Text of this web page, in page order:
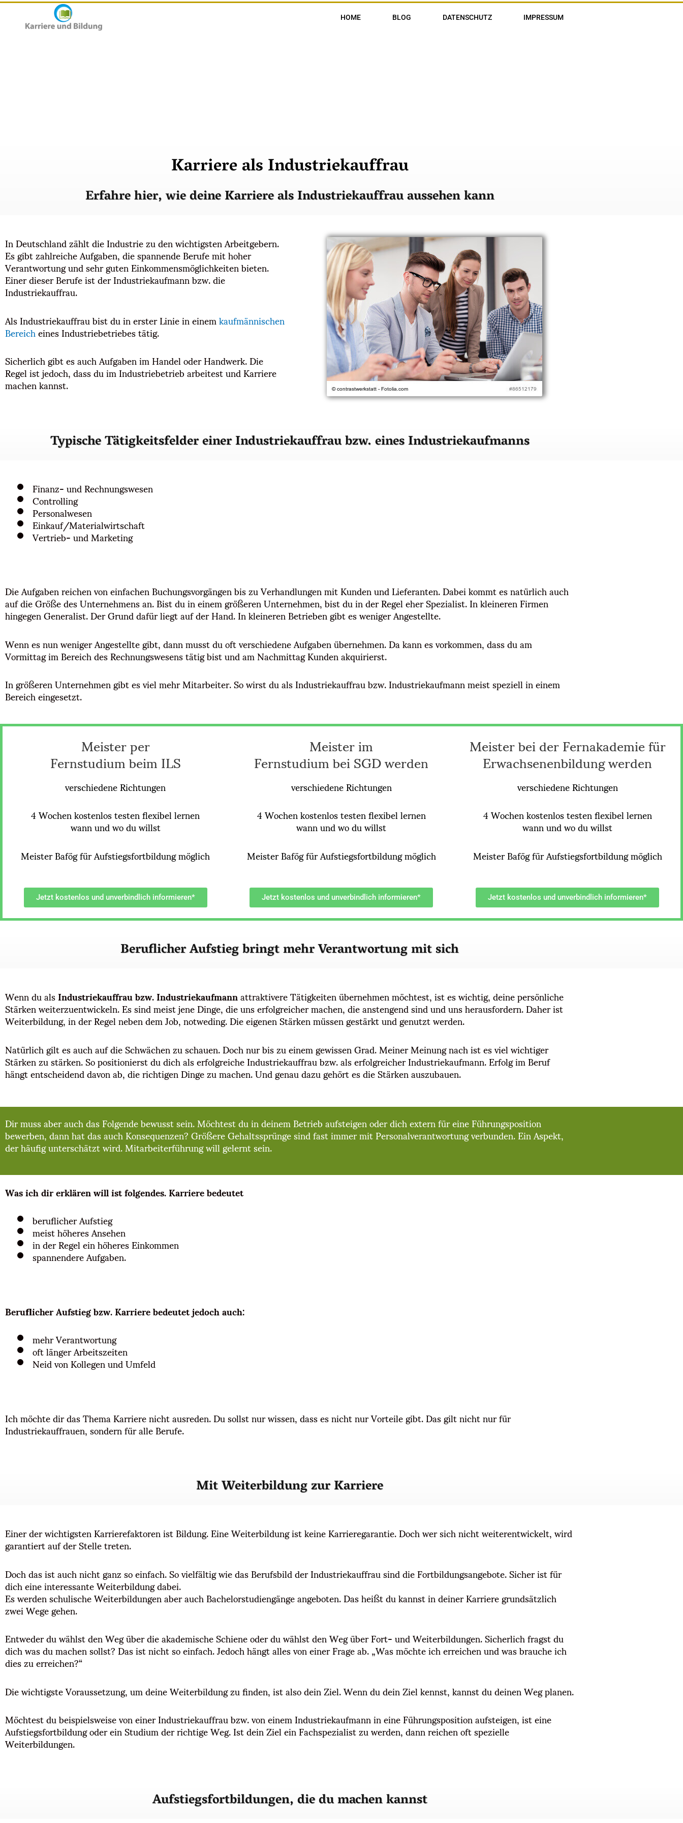
HOME BLOG DATENSCHUTZ IMPRESSUM
Karriere als Industriekauffrau
Erfahre hier, wie deine Karriere als Industriekauffrau aussehen kann
In Deutschland zählt die Industrie zu den wichtigsten Arbeitgebern.
Es gibt zahlreiche Aufgaben, die spannende Berufe mit hoher
Verantwortung und sehr guten Einkommensmöglichkeiten bieten.
Einer dieser Berufe ist der Industriekaufmann bzw. die
Industriekauffrau.
Als Industriekauffrau bist du in erster Linie in einemkaufmännischen
Bereicheines Industriebetriebes tätig.
Sicherlich gibt es auch Aufgaben im Handel oder Handwerk. Die
Regel ist jedoch, dass du im Industriebetrieb arbeitest und Karriere
machen kannst.
Typische Tätigkeitsfelder einer Industriekauffrau bzw. eines Industriekaufmanns
Finanz- und Rechnungswesen
Controlling
Personalwesen
Einkauf/Materialwirtschaft
Vertrieb- und Marketing
Die Aufgaben reichen von einfachen Buchungsvorgängen bis zu Verhandlungen mit Kunden und Lieferanten. Dabei kommt es natürlich auch
auf die Größe des Unternehmens an. Bist du in einem größeren Unternehmen, bist du in der Regel eher Spezialist. In kleineren Firmen
hingegen Generalist. Der Grund dafür liegt auf der Hand. In kleineren Betrieben gibt es weniger Angestellte.
Wenn es nun weniger Angestellte gibt, dann musst du oft verschiedene Aufgaben übernehmen. Da kann es vorkommen, dass du am
Vormittag im Bereich des Rechnungswesens tätig bist und am Nachmittag Kunden akquirierst.
In größeren Unternehmen gibt es viel mehr Mitarbeiter. So wirst du als Industriekauffrau bzw. Industriekaufmann meist speziell in einem
Bereich eingesetzt.
Meister per
Fernstudium beim ILS
verschiedene Richtungen
4 Wochen kostenlos testen flexibel lernen
wann und wo du willst
Meister Bafög für Aufstiegsfortbildung möglich
Jetzt kostenlos und unverbindlich informieren*
Meister im
Fernstudium bei SGD werden
verschiedene Richtungen
4 Wochen kostenlos testen flexibel lernen
wann und wo du willst
Meister Bafög für Aufstiegsfortbildung möglich
Jetzt kostenlos und unverbindlich informieren*
Meister bei der Fernakademie für
Erwachsenenbildung werden
verschiedene Richtungen
4 Wochen kostenlos testen flexibel lernen
wann und wo du willst
Meister Bafög für Aufstiegsfortbildung möglich
Jetzt kostenlos und unverbindlich informieren*
Beruflicher Aufstieg bringt mehr Verantwortung mit sich
Wenn du alsIndustriekauffrau bzw. Industriekaufmannattraktivere Tätigkeiten übernehmen möchtest, ist es wichtig, deine persönliche
Stärken weiterzuentwickeln. Es sind meist jene Dinge, die uns erfolgreicher machen, die anstengend sind und uns herausfordern. Daher ist
Weiterbildung, in der Regel neben dem Job, notweding. Die eigenen Stärken müssen gestärkt und genutzt werden.
Natürlich gilt es auch auf die Schwächen zu schauen. Doch nur bis zu einem gewissen Grad. Meiner Meinung nach ist es viel wichtiger
Stärken zu stärken. So positionierst du dich als erfolgreiche Industriekauffrau bzw. als erfolgreicher Industriekaufmann. Erfolg im Beruf
hängt entscheidend davon ab, die richtigen Dinge zu machen. Und genau dazu gehört es die Stärken auszubauen.
Dir muss aber auch das Folgende bewusst sein. Möchtest du in deinem Betrieb aufsteigen oder dich extern für eine Führungsposition
bewerben, dann hat das auch Konsequenzen? Größere Gehaltssprünge sind fast immer mit Personalverantwortung verbunden. Ein Aspekt,
der häufig unterschätzt wird. Mitarbeiterführung will gelernt sein.
Was ich dir erklären will ist folgendes. Karriere bedeutet
beruflicher Aufstieg
meist höheres Ansehen
in der Regel ein höheres Einkommen
spannendere Aufgaben.
Beruflicher Aufstieg bzw. Karriere bedeutet jedoch auch:
mehr Verantwortung
oft länger Arbeitszeiten
Neid von Kollegen und Umfeld
Ich möchte dir das Thema Karriere nicht ausreden. Du sollst nur wissen, dass es nicht nur Vorteile gibt. Das gilt nicht nur für
Industriekauffrauen, sondern für alle Berufe.
Mit Weiterbildung zur Karriere
Einer der wichtigsten Karrierefaktoren ist Bildung. Eine Weiterbildung ist keine Karrieregarantie. Doch wer sich nicht weiterentwickelt, wird
garantiert auf der Stelle treten.
Doch das ist auch nicht ganz so einfach. So vielfältig wie das Berufsbild der Industriekauffrau sind die Fortbildungsangebote. Sicher ist für
dich eine interessante Weiterbildung dabei.
Es werden schulische Weiterbildungen aber auch Bachelorstudiengänge angeboten. Das heißt du kannst in deiner Karriere grundsätzlich
zwei Wege gehen.
Entweder du wählst den Weg über die akademische Schiene oder du wählst den Weg über Fort- und Weiterbildungen. Sicherlich fragst du
dich was du machen sollst? Das ist nicht so einfach. Jedoch hängt alles von einer Frage ab. „Was möchte ich erreichen und was brauche ich
dies zu erreichen?“
Die wichtigste Voraussetzung, um deine Weiterbildung zu finden, ist also dein Ziel. Wenn du dein Ziel kennst, kannst du deinen Weg planen.
Möchtest du beispielsweise von einer Industriekauffrau bzw. von einem Industriekaufmann in eine Führungsposition aufsteigen, ist eine
Aufstiegsfortbildung oder ein Studium der richtige Weg. Ist dein Ziel ein Fachspezialist zu werden, dann reichen oft spezielle
Weiterbildungen.
Aufstiegsfortbildungen, die du machen kannst